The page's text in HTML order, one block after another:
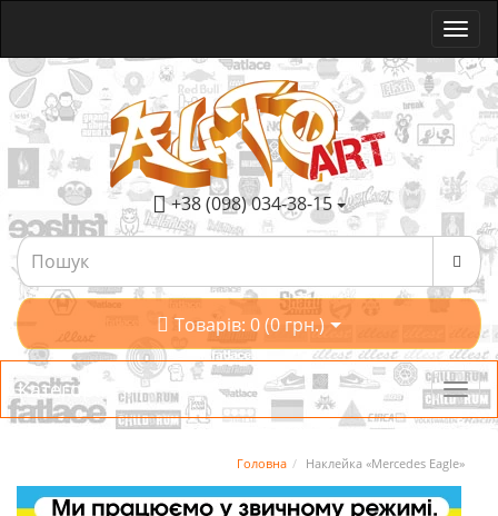
+38 (098) 034-38-15
Товарів: 0 (0 грн.)
Категорії
Головна Наклейка «Mercedes Eagle»